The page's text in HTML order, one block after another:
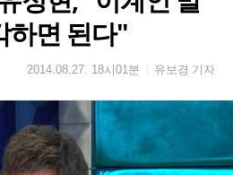
하면 된다"
2014.08.27. 18시01분 유보경 기자